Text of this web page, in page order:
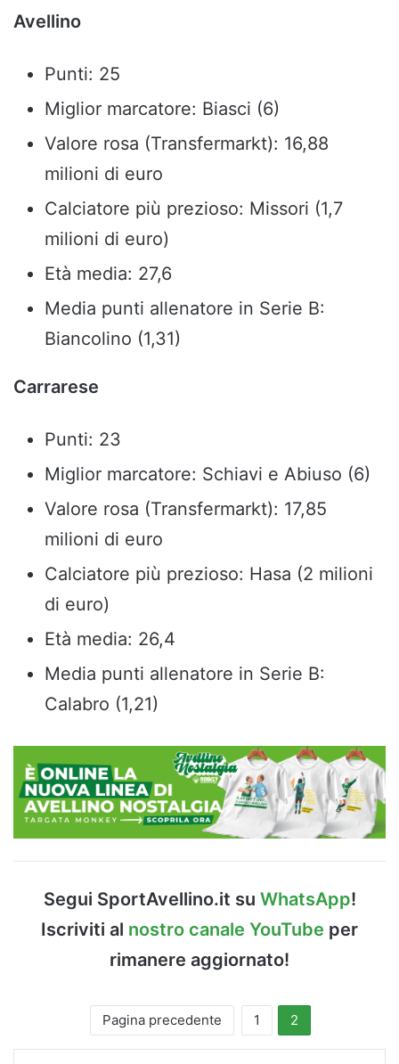
Avellino
Punti: 25
Miglior marcatore: Biasci (6)
Valore rosa (Transfermarkt): 16,88
milioni di euro
Calciatore più prezioso: Missori (1,7
milioni di euro)
Età media: 27,6
Media punti allenatore in Serie B:
Biancolino (1,31)
Carrarese
Punti: 23
Miglior marcatore: Schiavi e Abiuso (6)
Valore rosa (Transfermarkt): 17,85
milioni di euro
Calciatore più prezioso: Hasa (2 milioni
di euro)
Età media: 26,4
Media punti allenatore in Serie B:
Calabro (1,21)
Segui SportAvellino.it su WhatsApp!
Iscriviti al nostro canale YouTube per
rimanere aggiornato!
Pagina precedente 1 2